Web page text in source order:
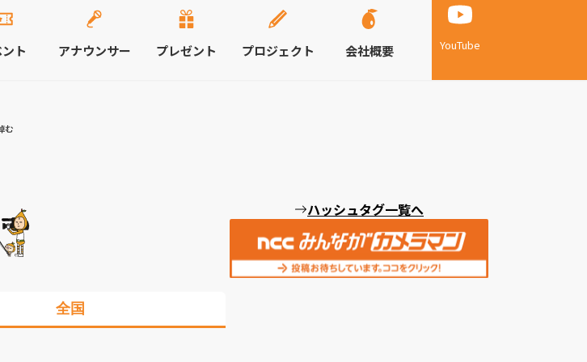
YouTube
ト アナウンサー プレゼント プロジェクト 会社概要
む
全国
ハッシュタグ一覧へ